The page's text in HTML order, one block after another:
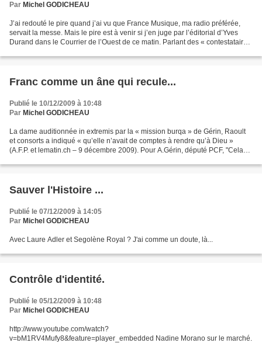
Par Michel GODICHEAU
J’ai redouté le pire quand j’ai vu que France Musique, ma radio préférée,
servait la messe. Mais le pire est à venir si j’en juge par l’éditorial d’Yves
Durand dans le Courrier de l’Ouest de ce matin. Parlant des « contestataires
Franc comme un âne qui recule...
Publié le 10/12/2009 à 10:48
Par Michel GODICHEAU
La dame auditionnée in extremis par la « mission burqa » de Gérin, Raoult
et consorts a indiqué « qu’elle n’avait de comptes à rendre qu’à Dieu »
(A.F.P. et lematin.ch – 9 décembre 2009). Pour A.Gérin, député PCF, "Cela
Sauver l'Histoire ...
Publié le 07/12/2009 à 14:05
Par Michel GODICHEAU
Avec Laure Adler et Segolène Royal ? J'ai comme un doute, là...
Contrôle d'identité.
Publié le 05/12/2009 à 10:48
Par Michel GODICHEAU
http://www.youtube.com/watch?
v=bM1RV4Mufy8&feature=player_embedded Nadine Morano sur le marché.